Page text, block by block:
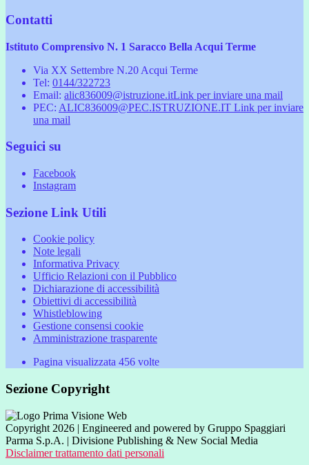
Contatti
Istituto Comprensivo N. 1 Saracco Bella Acqui Terme
Via XX Settembre N.20 Acqui Terme
Tel: 0144/322723
Email: alic836009@istruzione.itLink per inviare una mail
PEC: ALIC836009@PEC.ISTRUZIONE.IT Link per inviare
una mail
Seguici su
Facebook
Instagram
Sezione Link Utili
Cookie policy
Note legali
Informativa Privacy
Ufficio Relazioni con il Pubblico
Dichiarazione di accessibilità
Obiettivi di accessibilità
Whistleblowing
Gestione consensi cookie
Amministrazione trasparente
Pagina visualizzata 456 volte
Sezione Copyright
Copyright 2026 | Engineered and powered by Gruppo Spaggiari
Parma S.p.A. | Divisione Publishing & New Social Media
Disclaimer trattamento dati personali